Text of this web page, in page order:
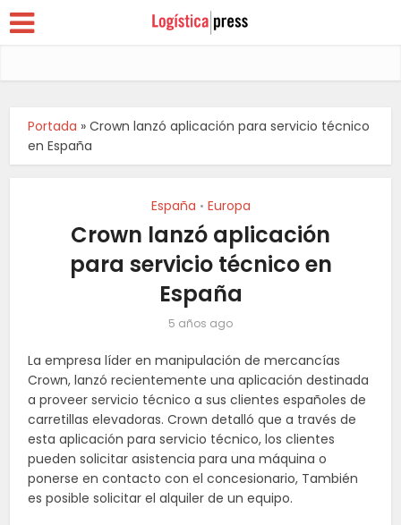
Portada »Crown lanzó aplicación para servicio técnico
en España
España • Europa
Crown lanzó aplicación
para servicio técnico en
España
5 años ago
La empresa líder en manipulación de mercancías
Crown, lanzó recientemente una aplicación destinada
a proveer servicio técnico a sus clientes españoles de
carretillas elevadoras. Crown detalló que a través de
esta aplicación para servicio técnico, los clientes
pueden solicitar asistencia para una máquina o
ponerse en contacto con el concesionario, También
es posible solicitar el alquiler de un equipo.